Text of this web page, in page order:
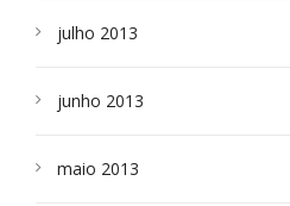
julho 2013
junho 2013
maio 2013